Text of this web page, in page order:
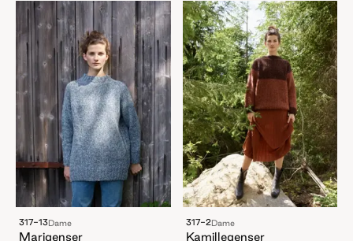
317-13Dame
Marigenser
317-2Dame
Kamillegenser